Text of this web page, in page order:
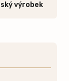
výrobek